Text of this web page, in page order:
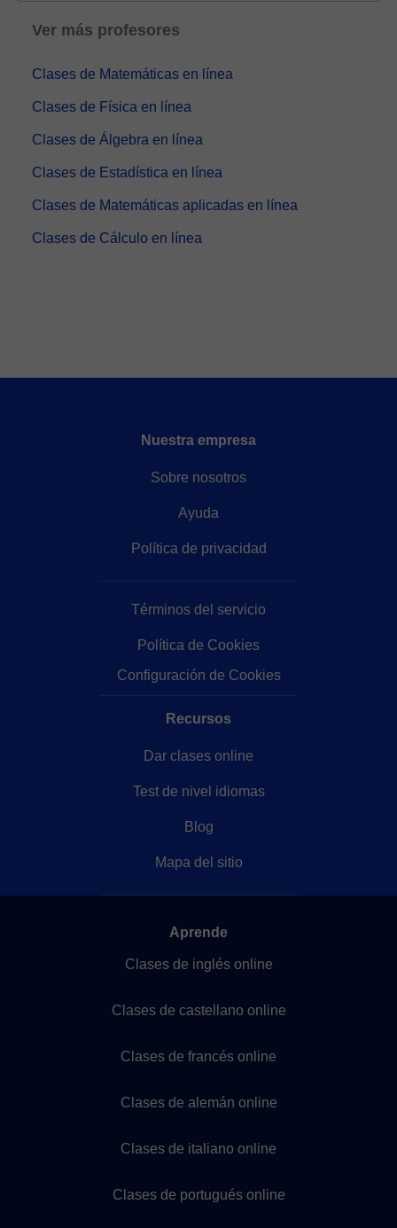
Ver más profesores
Clases de Matemáticas en línea
Clases de Física en línea
Clases de Álgebra en línea
Clases de Estadística en línea
Clases de Matemáticas aplicadas en línea
Clases de Cálculo en línea
Nuestra empresa
Sobre nosotros
Ayuda
Política de privacidad
Términos del servicio
Política de Cookies
Configuración de Cookies
Recursos
Dar clases online
Test de nivel idiomas
Blog
Mapa del sitio
Aprende
Clases de inglés online
Clases de castellano online
Clases de francés online
Clases de alemán online
Clases de italiano online
Clases de portugués online